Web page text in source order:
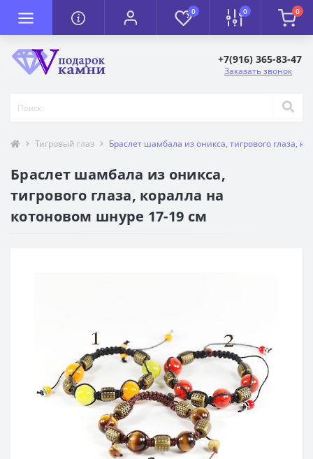
0 0 0
+7(916) 365-83-47
Заказать звонок
Тигровый глаз Браслет шамбала из оникса, тигрового глаза,
Браслет шамбала из оникса,
тигрового глаза, коралла на
котоновом шнуре 17-19 см